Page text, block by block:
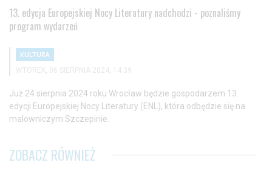
13. edycja Europejskiej Nocy Literatury nadchodzi - poznaliśmy
program wydarzeń
KULTURA
WTOREK, 06 SIERPNIA 2024, 14:39
Już 24 sierpnia 2024 roku Wrocław będzie gospodarzem 13.
edycji Europejskiej Nocy Literatury (ENL), która odbędzie się na
malowniczym Szczepinie.
ZOBACZ RÓWNIEŻ